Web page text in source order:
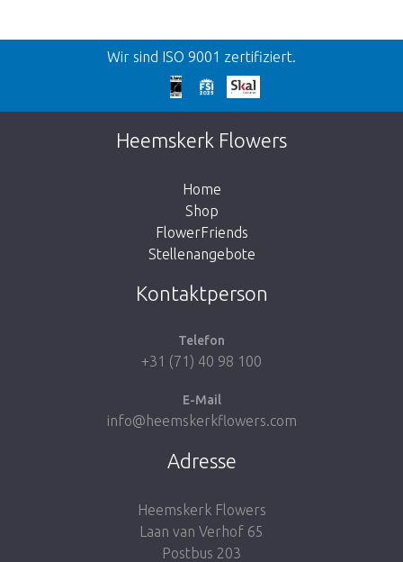
Zurück
Wir bitten um Entschuldigung
Diese Seite existiert nicht. Klicken Sie auf
den untenstehenden Knopf, um zurück zum
Zum Shop
Wir sind ISO 9001 zertifiziert.
Heemskerk Flowers
Home
Shop
FlowerFriends
Stellenangebote
Kontaktperson
Telefon
+31 (71) 40 98 100
E-Mail
info@heemskerkflowers.com
Adresse
Heemskerk Flowers
Laan van Verhof 65
Postbus 203